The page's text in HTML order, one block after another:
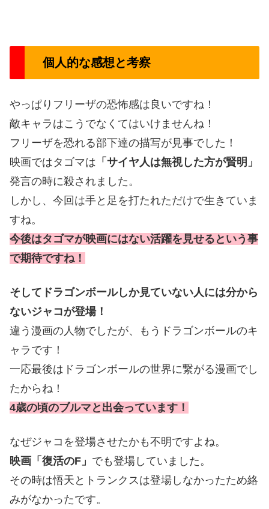
個人的な感想と考察
やっぱりフリーザの恐怖感は良いですね！
敵キャラはこうでなくてはいけませんね！
フリーザを恐れる部下達の描写が見事でした！
映画ではタゴマは 「サイヤ人は無視した方が賢明」
発言の時に殺されました。
しかし、今回は手と足を打たれただけで生きていま
すね。
今後はタゴマが映画にはない活躍を見せるという事
で期待ですね！
そしてドラゴンボールしか見ていない人には分から
ないジャコが登場！
違う漫画の人物でしたが、もうドラゴンボールのキ
ャラです！
一応最後はドラゴンボールの世界に繋がる漫画でし
たからね！
4歳の頃のブルマと出会っています！
なぜジャコを登場させたかも不明ですよね。
映画「復活のF」 でも登場していました。
その時は悟天とトランクスは登場しなかったため絡
みがなかったです。